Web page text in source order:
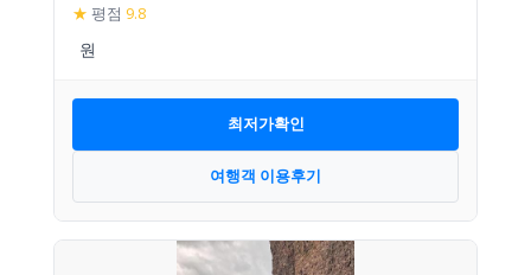
★ 평점 9.8
최저가확인
여행객 이용후기